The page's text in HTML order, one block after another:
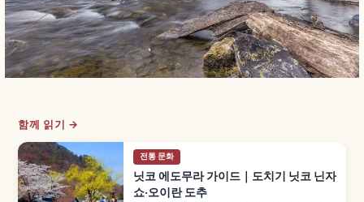
함께 읽기 →
전통 문화
닛코 에도무라 가이드｜도치기 닛코 닌자
쇼·오이란 도추